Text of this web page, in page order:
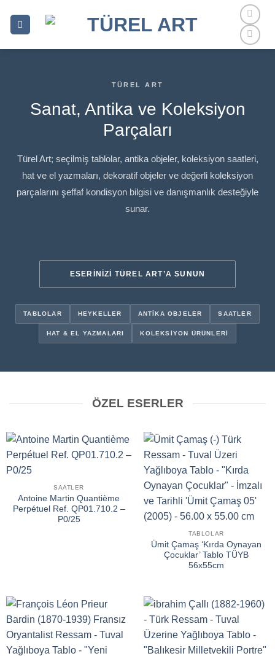
TÜREL ART
Sanat, Antika ve Koleksiyon
Parçaları
Türel Art; seçilmiş tablolar, antika objeler, koleksiyon saatleri,
hat ve el yazmaları, dekoratif objeler ve değerli koleksiyon
parçalarını şeffaf kondisyon bilgisi ve danışmanlık desteğiyle
sunar.
ESERINIZI TÜREL ART’A SUNUN
TABLOLAR HEYKELLER ANTIKA OBJELER SAATLER
HAT & EL YAZMALARI KOLEKSIYON ÜRÜNLERI
ÖZEL ESERLER
SAATLER
Antoine Martin Quantième
Perpétuel Ref. QP01.710.2 –
P0/25
TABLOLAR
Ümit Çamaş ‘Kırda Oynayan
Çocuklar’ Tablo TÜYB
56x55cm